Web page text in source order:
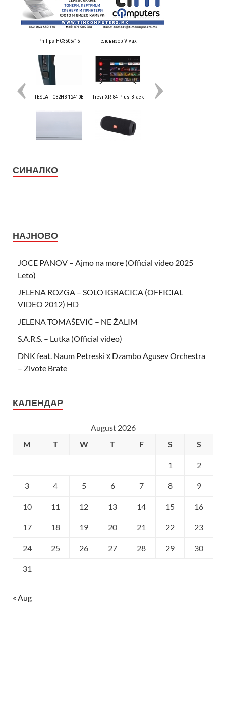
СИНАЛКО
НАЈНОВО
JOCE PANOV – Ajmo na more (Official video 2025
Leto)
JELENA ROZGA – SOLO IGRACICA (OFFICIAL
VIDEO 2012) HD
JELENA TOMAŠEVIĆ – NE ŽALIM
S.A.R.S. – Lutka (Official video)
DNK feat. Naum Petreski х Dzambo Agusev Orchestra
– Zivote Brate
КАЛЕНДАР
August 2026
M
T W T F S S
1 2
3 4 5 6 7 8 9
10 11 12 13 14 15 16
17 18 19 20 21 22 23
24 25 26 27 28 29 30
31
« Aug